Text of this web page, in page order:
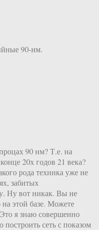
90-нм.
90 нм? Т.е. на
20х годов 21 века?
рода техника уже не
забитых
Ну вот никак. Вы не
этой базе. Можете
я знаю совершенно
сеть с показом